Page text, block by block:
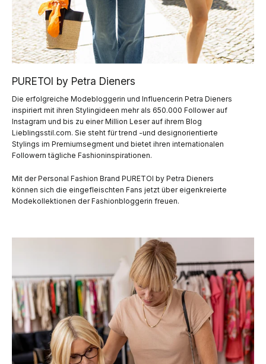
PURETOI by Petra Dieners
Die erfolgreiche Modebloggerin und Influencerin Petra Dieners
inspiriert mit ihren Stylingideen mehr als 650.000 Follower auf
Instagram und bis zu einer Million Leser auf ihrem Blog
Lieblingsstil.com. Sie steht für trend -und designorientierte
Stylings im Premiumsegment und bietet ihren internationalen
Followern tägliche Fashioninspirationen.
Mit der Personal Fashion Brand PURETOI by Petra Dieners
können sich die eingefleischten Fans jetzt über eigenkreierte
Modekollektionen der Fashionbloggerin freuen.